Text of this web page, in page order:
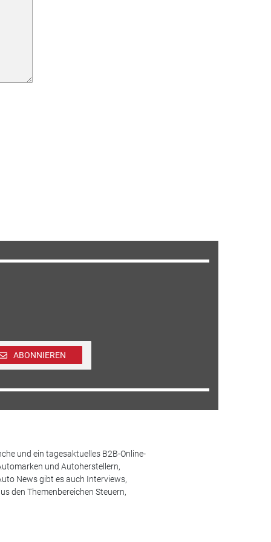
ABONNIEREN
und ein tagesaktuelles B2B-Online-
und Autoherstellern,
News gibt es auch Interviews,
den Themenbereichen Steuern,